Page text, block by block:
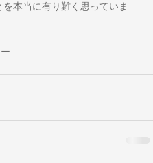
を本当に有り難く思っていま